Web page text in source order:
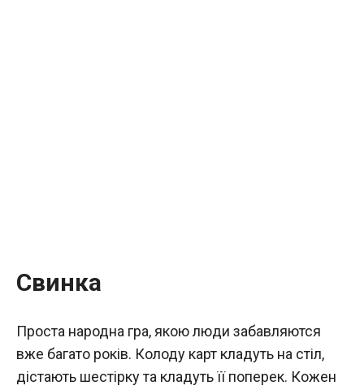
Свинка
Проста народна гра, якою люди забавляются
вже багато років. Колоду карт кладуть на стіл,
дістають шестірку та кладуть її поперек. Кожен